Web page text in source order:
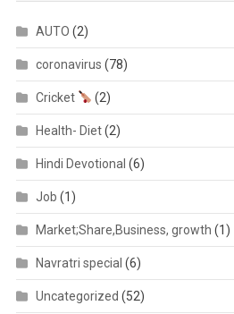
AUTO (2)
coronavirus (78)
Cricket (2)
Health- Diet(2)
Hindi Devotional (6)
Job (1)
Market;Share,Business, growth (1)
Navratri special (6)
Uncategorized (52)